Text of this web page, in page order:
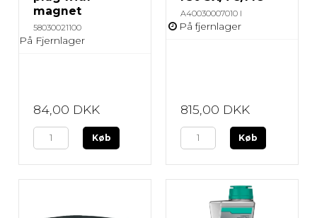
magnet
58030021100
På Fjernlager
84,00 DKK
Køb
A40030007010 I
På fjernlager
815,00 DKK
Køb